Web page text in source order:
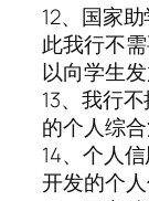
12、国家
此我行不
以向学生
13、我行
的个人综合
14、个人
开发的个人